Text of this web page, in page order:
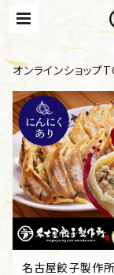
オンラインショップ
名古屋餃子製作所